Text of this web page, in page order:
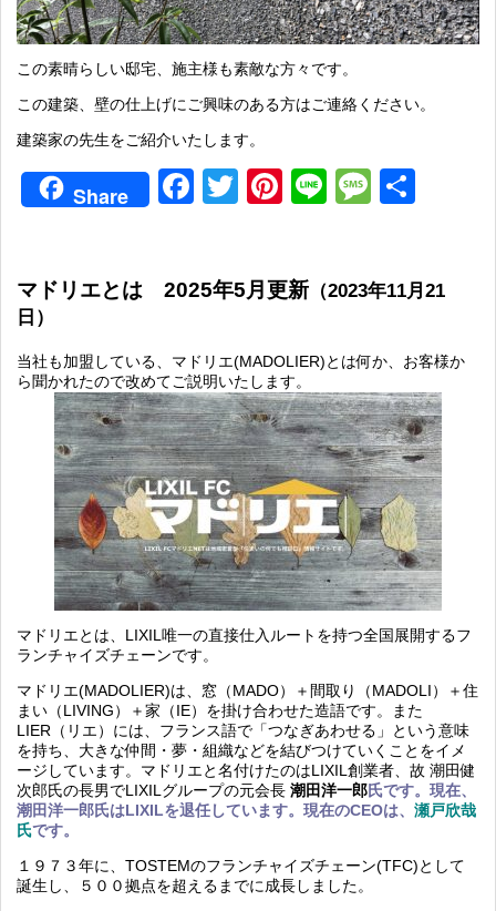
この素晴らしい邸宅、施主様も素敵な方々です。
この建築、壁の仕上げにご興味のある方はご連絡ください。
建築家の先生をご紹介いたします。
Share Facebook
TwitterPinterest
Line
マドリエとは 2025年5月更新 （2023年11月21
日）
当社も加盟している、マドリエ(MADOLIER)とは何か、お客様か
ら聞かれたので改めてご説明いたします。
マドリエとは、LIXIL唯一の直接仕入ルートを持つ全国展開するフ
ランチャイズチェーンです。
マドリエ(MADOLIER)は、窓（MADO）＋間取り（MADOLI）＋住
まい（LIVING）＋家（IE）を掛け合わせた造語です。また
LIER （リエ）には、フランス語で「つなぎあわせる」という意味
を持ち、大きな仲間・夢・組織などを結びつけていくことをイメ
ージしています。マドリエと名付けたのはLIXIL創業者、故 潮田健
次郎氏の長男でLIXILグループの元会長 潮田洋一郎氏です。現在、
潮田洋一郎氏はLIXILを退任しています。現在のCEOは、 瀬戸欣哉
氏です。
１９７３年に、TOSTEMのフランチャイズチェーン(TFC)として
誕生し、５００拠点を超えるまでに成長しました。